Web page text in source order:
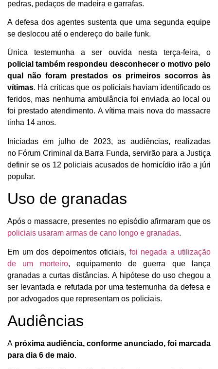
pedras, pedaços de madeira e garrafas.
A defesa dos agentes sustenta que uma segunda equipe
se deslocou até o endereço do baile funk.
Única testemunha a ser ouvida nesta terça-feira, o
policial também respondeu desconhecer o motivo pelo
qual não foram prestados os primeiros socorros às
vítimas. Há críticas que os policiais haviam identificado os
feridos, mas nenhuma ambulância foi enviada ao local ou
foi prestado atendimento. A vítima mais nova do massacre
tinha 14 anos.
Iniciadas em julho de 2023, as audiências, realizadas
no Fórum Criminal da Barra Funda, servirão para a Justiça
definir se os 12 policiais acusados de homicídio irão a júri
popular.
Uso de granadas
Após o massacre, presentes no episódio afirmaram que os
policiais usaram armas de cano longo e granadas.
Em um dos depoimentos oficiais, foi negada a utilização
de um morteiro, equipamento de guerra que lança
granadas a curtas distâncias. A hipótese do uso chegou a
ser levantada e refutada por uma testemunha da defesa e
por advogados que representam os policiais.
Audiências
A próxima audiência, conforme anunciado, foi marcada
para dia 6 de maio.